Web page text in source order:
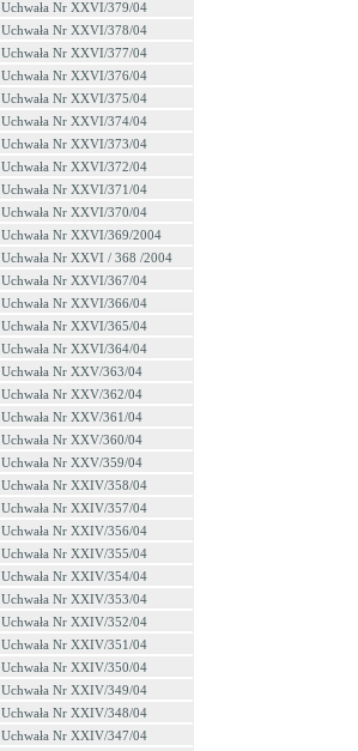
Uchwała Nr XXVI/379/04
Uchwała Nr XXVI/378/04
Uchwała Nr XXVI/377/04
Uchwała Nr XXVI/376/04
Uchwała Nr XXVI/375/04
Uchwała Nr XXVI/374/04
Uchwała Nr XXVI/373/04
Uchwała Nr XXVI/372/04
Uchwała Nr XXVI/371/04
Uchwała Nr XXVI/370/04
Uchwała Nr XXVI/369/2004
Uchwała Nr XXVI / 368 /2004
Uchwała Nr XXVI/367/04
Uchwała Nr XXVI/366/04
Uchwała Nr XXVI/365/04
Uchwała Nr XXVI/364/04
Uchwała Nr XXV/363/04
Uchwała Nr XXV/362/04
Uchwała Nr XXV/361/04
Uchwała Nr XXV/360/04
Uchwała Nr XXV/359/04
Uchwała Nr XXIV/358/04
Uchwała Nr XXIV/357/04
Uchwała Nr XXIV/356/04
Uchwała Nr XXIV/355/04
Uchwała Nr XXIV/354/04
Uchwała Nr XXIV/353/04
Uchwała Nr XXIV/352/04
Uchwała Nr XXIV/351/04
Uchwała Nr XXIV/350/04
Uchwała Nr XXIV/349/04
Uchwała Nr XXIV/348/04
Uchwała Nr XXIV/347/04